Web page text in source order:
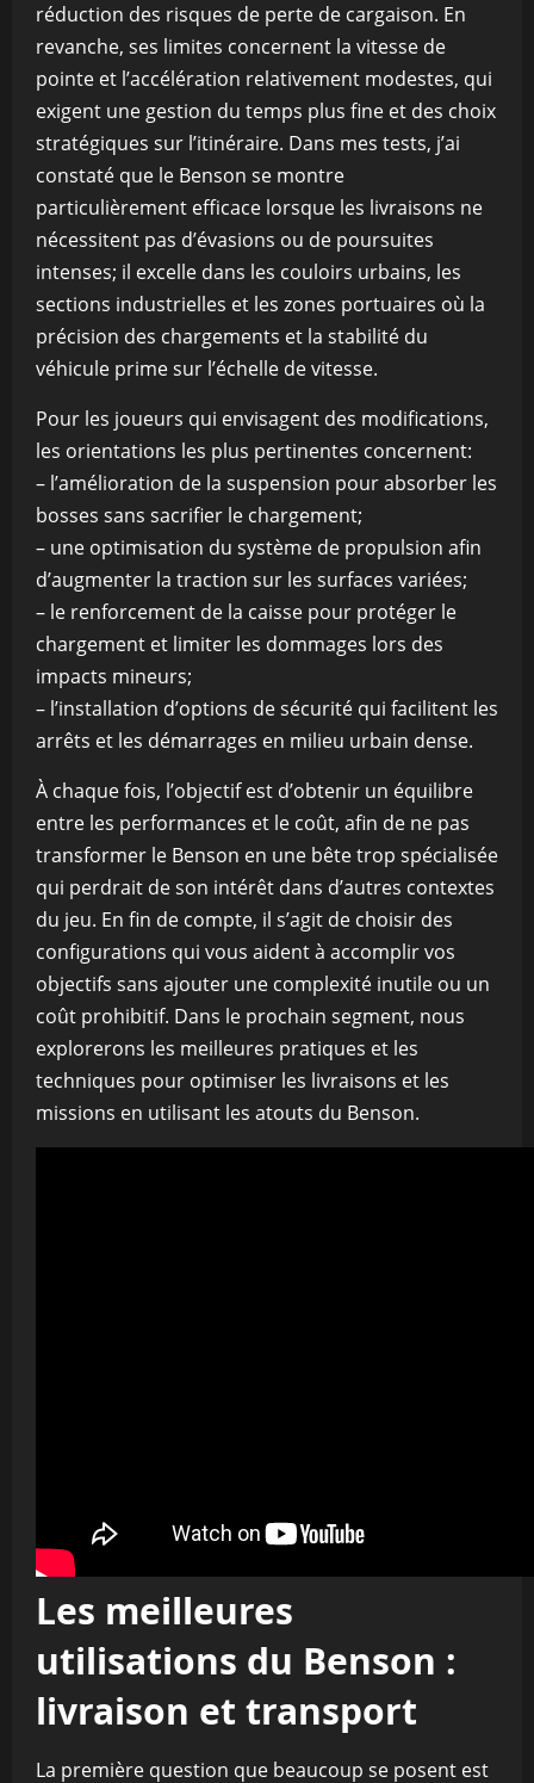
réduction des risques de perte de cargaison. En
revanche, ses limites concernent la vitesse de
pointe et l’accélération relativement modestes, qui
exigent une gestion du temps plus fine et des choix
stratégiques sur l’itinéraire. Dans mes tests, j’ai
constaté que le Benson se montre
particulièrement efficace lorsque les livraisons ne
nécessitent pas d’évasions ou de poursuites
intenses; il excelle dans les couloirs urbains, les
sections industrielles et les zones portuaires où la
précision des chargements et la stabilité du
véhicule prime sur l’échelle de vitesse.
Pour les joueurs qui envisagent des modifications,
les orientations les plus pertinentes concernent:
– l’amélioration de la suspension pour absorber les
bosses sans sacrifier le chargement;
– une optimisation du système de propulsion afin
d’augmenter la traction sur les surfaces variées;
– le renforcement de la caisse pour protéger le
chargement et limiter les dommages lors des
impacts mineurs;
– l’installation d’options de sécurité qui facilitent les
arrêts et les démarrages en milieu urbain dense.
À chaque fois, l’objectif est d’obtenir un équilibre
entre les performances et le coût, afin de ne pas
transformer le Benson en une bête trop spécialisée
qui perdrait de son intérêt dans d’autres contextes
du jeu. En fin de compte, il s’agit de choisir des
configurations qui vous aident à accomplir vos
objectifs sans ajouter une complexité inutile ou un
coût prohibitif. Dans le prochain segment, nous
explorerons les meilleures pratiques et les
techniques pour optimiser les livraisons et les
missions en utilisant les atouts du Benson.
Les meilleures
utilisations du Benson :
livraison et transport
La première question que beaucoup se posent est